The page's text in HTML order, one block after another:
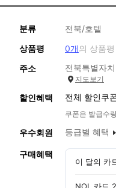
분류
전북/호텔
상품평
0개의 상품평
주소
전북특별자
지도보기
할인혜택 전체 할인쿠
쿠폰은 발급수
우수회원 등급별 혜택
구매혜택
이 달의 카